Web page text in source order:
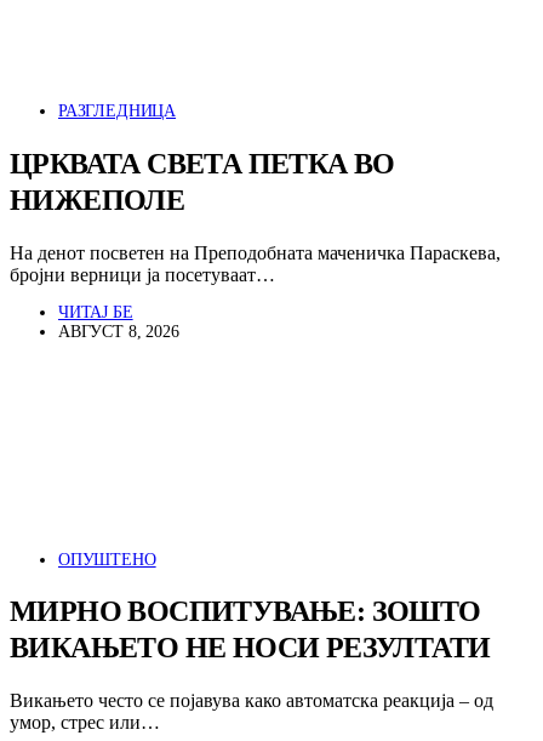
РАЗГЛЕДНИЦА
ЦРКВАТА СВЕТА ПЕТКА ВО
НИЖЕПОЛЕ
На денот посветен на Преподобната маченичка Параскева,
бројни верници ја посетуваат…
ЧИТАЈ БЕ
АВГУСТ 8, 2026
ОПУШТЕНО
МИРНО ВОСПИТУВАЊЕ: ЗОШТО
ВИКАЊЕТО НЕ НОСИ РЕЗУЛТАТИ
Викањето често се појавува како автоматска реакција – од
умор, стрес или…